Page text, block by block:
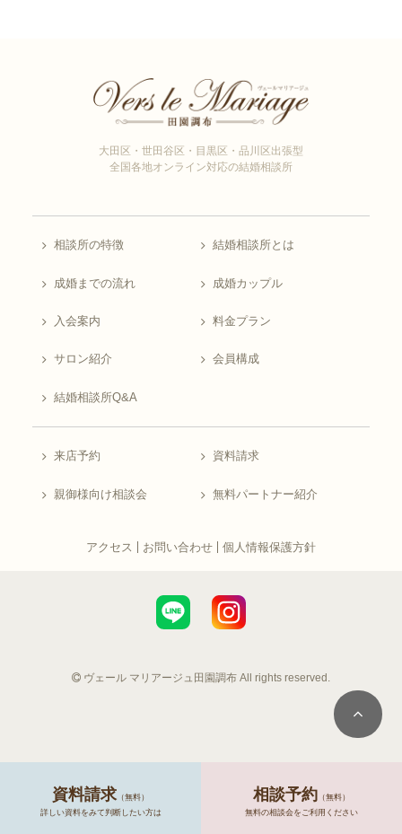
資料請求 （無料）
詳しい資料をみて判断したい方は
相談予約 （無料）
無料の相談会をご利用ください
大田区・世田谷区・目黒区・品川区出張型
全国各地オンライン対応の結婚相談所
相談所の特徴 結婚相談所とは
成婚までの流れ 成婚カップル
入会案内 料金プラン
サロン紹介 会員構成
結婚相談所Q&A
来店予約 資料請求
親御様向け相談会 無料パートナー紹介
アクセス お問い合わせ 個人情報保護方針
ヴェール マリアージュ田園調布 All rights reserved.